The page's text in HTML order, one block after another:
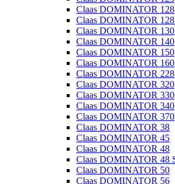
Claas DOMINATOR 128
Claas DOMINATOR
Claas DOMINATOR 130
Claas DOMINATOR 140
Claas DOMINATOR 150
Claas DOMINATOR 160
Claas DOMINATOR 228
Claas DOMINATOR 320
Claas DOMINATOR 330
Claas DOMINATOR 340
Claas DOMINATOR 370
Claas DOMINATOR 38
Claas DOMINATOR 45
Claas DOMINATOR 48
Claas DOMINATOR 48
Claas DOMINATOR 50
Claas DOMINATOR 56